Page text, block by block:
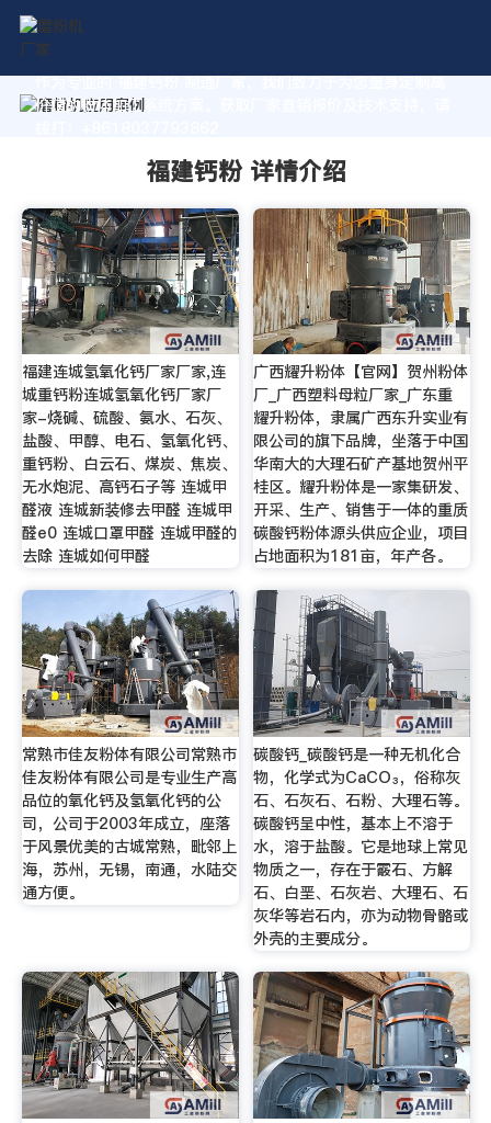
作为专业的 福建钙粉 制造厂家，我们致力于为您量身定制高
价值的粉体加工系统方案。获取厂家直销报价及技术支持，请
福建钙粉 详情介绍
福建连城氢氧化钙厂家厂家,连
城重钙粉连城氢氧化钙厂家厂
家-烧碱、硫酸、氨水、石灰、
盐酸、甲醇、电石、氢氧化钙、
重钙粉、白云石、煤炭、焦炭、
无水炮泥、高钙石子等 连城甲
醛液 连城新装修去甲醛 连城甲
醛e0 连城口罩甲醛 连城甲醛的
去除 连城如何甲醛
广西耀升粉体【官网】贺州粉体
厂_广西塑料母粒厂家_广东重
耀升粉体，隶属广西东升实业有
限公司的旗下品牌，坐落于中国
华南大的大理石矿产基地贺州平
桂区。耀升粉体是一家集研发、
开采、生产、销售于一体的重质
碳酸钙粉体源头供应企业，项目
占地面积为181亩，年产各。
常熟市佳友粉体有限公司常熟市
佳友粉体有限公司是专业生产高
品位的氧化钙及氢氧化钙的公
司，公司于2003年成立，座落
于风景优美的古城常熟，毗邻上
海，苏州，无锡，南通，水陆交
通方便。
碳酸钙_碳酸钙是一种无机化合
物，化学式为CaCO₃，俗称灰
石、石灰石、石粉、大理石等。
碳酸钙呈中性，基本上不溶于
水，溶于盐酸。它是地球上常见
物质之一，存在于霰石、方解
石、白垩、石灰岩、大理石、石
灰华等岩石内，亦为动物骨骼或
外壳的主要成分。